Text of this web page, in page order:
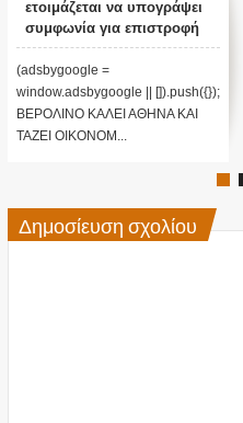
ετοιμάζεται να υπογράψει
συμφωνία για επιστροφή
μεταναστών
(adsbygoogle =
window.adsbygoogle || []).push({});
ΒΕΡΟΛΙΝΟ ΚΑΛΕΙ ΑΘΗΝΑ ΚΑΙ
ΤΑΖΕΙ ΟΙΚΟΝΟΜ...
Δημοσίευση σχολίου